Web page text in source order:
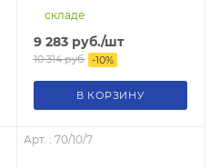
складе
9 283руб./шт
10 314руб. -10%
В КОРЗИНУ
Арт. : 70/10/7